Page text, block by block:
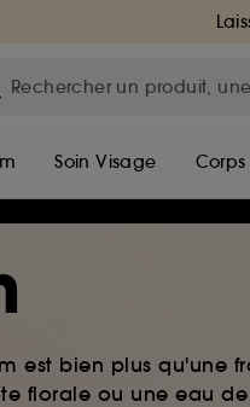
Soin Visage Corps
est bien plus qu'une
florale ou une eau